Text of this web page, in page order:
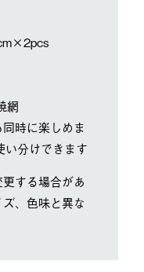
網
時に楽しめます。
分けできます。
する場合があります。
、色味と異なる場合が